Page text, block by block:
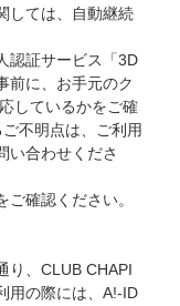
しては、自動継続
認証サービス「3D
前に、お手元のク
しているかをご確
不明点は、ご利用
い合わせくださ
ご確認ください。
り、CLUB CHAPI
用の際には、A!-ID